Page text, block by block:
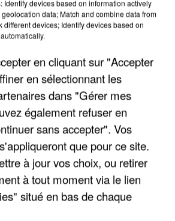
CANICULES, LES REFUGES
SONT...
Identify devices based on information actively
data; Match and combine data from
different devices; Identify devices based on
en cliquant sur "Accepter
en sélectionnant les
dans "Gérer mes
également refuser en
sans accepter". Vos
que pour ce site.
à jour vos choix, ou retirer
à tout moment via le lien
situé en bas de chaque